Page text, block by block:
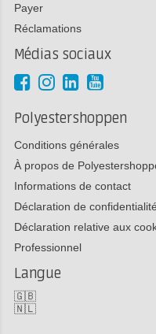
Payer
Réclamations
Médias sociaux
Polyestershoppen
Conditions générales
À propos de
Informations de contact
Déclaration de confidentialité
Déclaration relative aux
Professionnel
Langue
🇬🇧
🇳🇱